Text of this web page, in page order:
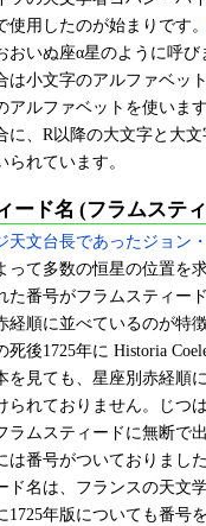
使用したのが始まりです。
おいぬ座α星のように呼
は小文字のアルファベッ
アルファベットを使いま
に、R以降の大文字と大
れています。
ード名 (フラムステ
天文台長であったジョン
って多数の恒星の位置を
た番号がフラムスティー
経順に並べているのが特徴
死後1725年に Historia
を見ても、星座別赤経順
られておりません。じつ
ラムスティードに無断で
は番号がついておりまし
ド名は、フランスの天文
1725年版についても番号